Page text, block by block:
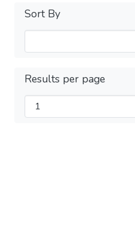
Sort By
Results per page